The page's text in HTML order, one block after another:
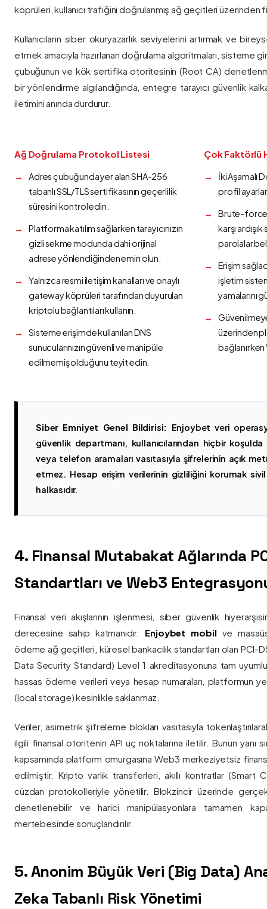
köprüleri, kullanıcı trafiğini doğrulanmış ağ geçitleri üzerinden
Kullanıcıların siber okuryazarlık seviyelerini artırmak ve
etmek amacıyla hazırlanan doğrulama algoritmaları, sisteme
çubuğunun ve kök sertifika otoritesinin (Root CA)
bir yönlendirme algılandığında, entegre tarayıcı güvenlik
iletimini anında durdurur.
Ağ Doğrulama Protokol Listesi
Adres çubuğunda yer alan SHA-256
tabanlı SSL/TLS sertifikasının geçerlilik
süresini kontrol edin.
Platforma katılım sağlarken tarayıcınızın
gizli sekme modunda dahi orijinal
adrese yönlendiğinden emin olun.
Yalnızca resmi iletişim kanalları ve onaylı
gateway köprüleri tarafından duyurulan
kriptolu bağlantıları kullanın.
Sisteme erişimde kullanılan DNS
sunucularınızın güvenli ve manipüle
edilmemiş olduğunu teyit edin.
Çok Faktörlü
İki Aşamalı
profil
Brute-force
karşı
parolalar
Erişim
işletim
yamalarını
üzerinden
bağlanırken
Siber Emniyet Genel Bildirisi:
Enjoybet veri
güvenlik departmanı, kullanıcılarından hiçbir
veya telefon aramaları vasıtasıyla şifrelerinin açık
etmez. Hesap erişim verilerinin gizliliğini korumak
halkasıdır.
4. Finansal Mutabakat Ağlarında
Standartları ve Web3
Finansal veri akışlarının işlenmesi, siber güvenlik
derecesine sahip katmanıdır. Enjoybet mobil ve
ödeme ağ geçitleri, küresel bankacılık standartları olan PCI-
Data Security Standard) Level 1 akreditasyonuna tam
hassas ödeme verileri veya hesap numaraları, platformun
(local storage) kesinlikle saklanmaz.
Veriler, asimetrik şifreleme blokları vasıtasıyla
ilgili finansal otoritenin API uç noktalarına iletilir. Bunun yanı
kapsamında platform omurgasına Web3 merkeziyetsiz
edilmiştir. Kripto varlık transferleri, akıllı kontratlar (Smart
cüzdan protokolleriyle yönetilir. Blokzincir üzerinde
denetlenebilir ve harici manipülasyonlara tamamen
mertebesinde sonuçlandırılır.
5. Anonim Büyük Veri (Big Data)
Zeka Tabanlı Risk Yönetimi